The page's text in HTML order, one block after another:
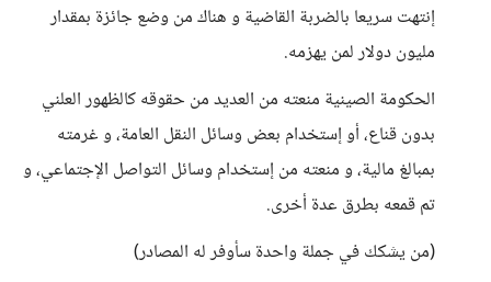
إنتهت سريعا بالضربة القاضية و هناك من وضع جائزة بمقدار
مليون دولار لمن يهزمه.
الحكومة الصينية منعته من العديد من حقوقه كالظهور العلني
بدون قناع، أو إستخدام بعض وسائل النقل العامة، و غرمته
بمبالغ مالية، و منعته من إستخدام وسائل التواصل الإجتماعي، و
تم قمعه بطرق عدة أخرى.
(من يشكك في جملة واحدة سأوفر له المصادر)